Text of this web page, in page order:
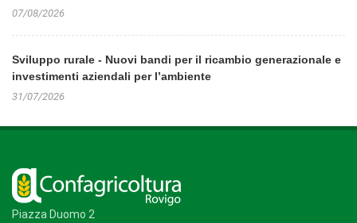
07/08/2026
Sviluppo rurale - Nuovi bandi per il ricambio generazionale e
investimenti aziendali per l’ambiente
31/07/2026
Piazza Duomo 2